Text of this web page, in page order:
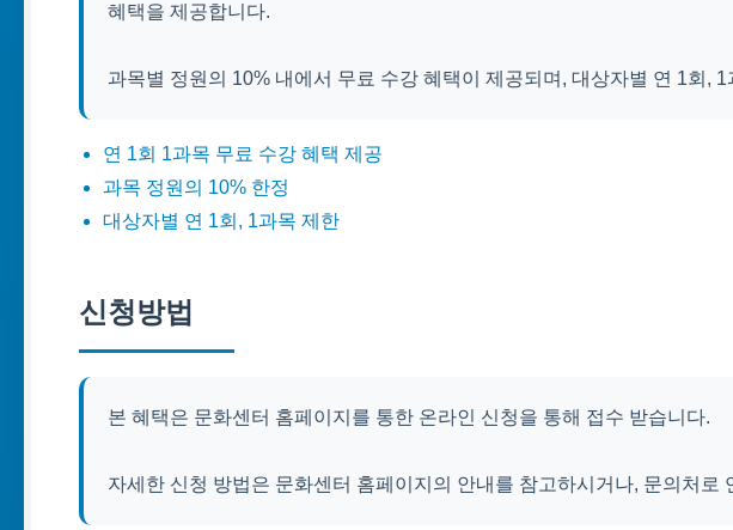
혜택을 제공합니다.
과목별 정원의 10% 내에서 무료 수강 혜택이 제공되며, 대상자별 연 1회,
연 1회 1과목 무료 수강 혜택 제공
과목 정원의 10% 한정
대상자별 연 1회, 1과목 제한
신청방법
본 혜택은 문화센터 홈페이지를 통한 온라인 신청을 통해 접수 받습니다.
자세한 신청 방법은 문화센터 홈페이지의 안내를 참고하시거나, 문의처로